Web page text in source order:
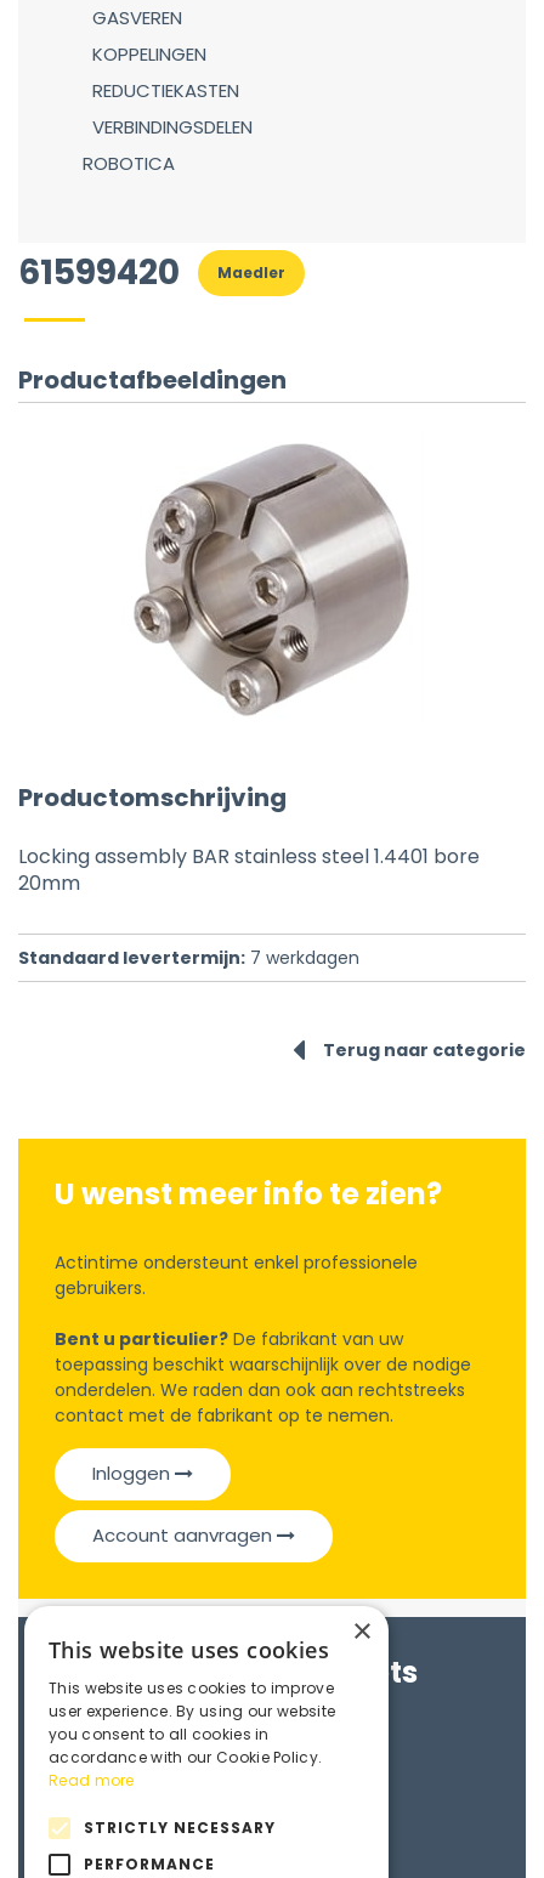
GASVEREN
KOPPELINGEN
REDUCTIEKASTEN
VERBINDINGSDELEN
ROBOTICA
61599420 Maedler
Productafbeeldingen
Productomschrijving
Locking assembly BAR stainless steel 1.4401 bore
20mm
Standaard levertermijn: 7 werkdagen
Terug naar categorie
U wenst meer info te zien?
Actintime ondersteunt enkel professionele
gebruikers.
Bent u particulier? De fabrikant van uw
toepassing beschikt waarschijnlijk over de nodige
onderdelen. We raden dan ook aan rechtstreeks
contact met de fabrikant op te nemen.
Inloggen
Account aanvragen
Brochures & Datasheets
Maedler e-catalogue
3D File
×
This website uses cookies
This website uses cookies to improve
user experience. By using our website
you consent to all cookies in
accordance with our Cookie Policy.
Read more
STRICTLY NECESSARY
PERFORMANCE